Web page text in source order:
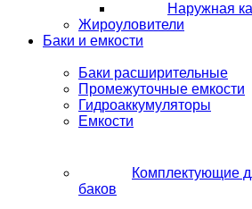
Наружная
Жироуловители
Баки и емкости
Баки расширительные
Промежуточные емкости
Гидроаккумуляторы
Емкости
Комплектующие
баков